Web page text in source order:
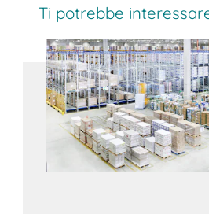
Ti potrebbe